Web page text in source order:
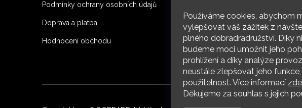
Používáme cookies, abychom
vylepšovat váš zážitek z
plného dobradradružství. Díky
budeme moci umožnit jeho
prohlížení a díky analýze
neustále zlepšovat jeho
použitelnost. Více informací zde
Děkujeme za souhlas s jejich
Podmínky ochrany osobních údajů
Doprava a platba
Hodnocení obchodu
O nás
ARCHIV